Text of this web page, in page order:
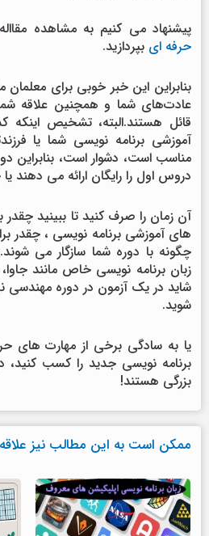
پیشنهاد می کنیم به مشاهده مقااله
حرفه ای بپردازید.
بنابراین این خبر خوبی برای معلمان
عادت‌های شما و همچنین علاقه شما
قائل هستند.البته، تشخیص اینکه
آموزشی برنامه نویسی شما یا
مناسب است، دشوار است، بنابراین
دروس اول را رایگان ارائه می دهند
آن زمان را صرف کنید تا ببینید چقدر
های آموزشی برنامه نویسی ، چقدر
چگونه با دوره شما سازگار می
شاید در یک آزمون در دوره مهندسی
شوید.
یا به سادگی برخی از مهارت های
برنامه نویسی جدید را کسب
بزرگی هستند!
ممکن است به این مطالب نیز